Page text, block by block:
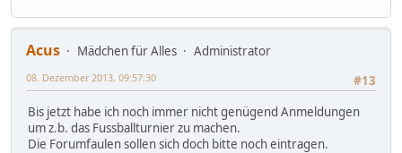
Acus Mädchen für Alles
Administrator
#13
08. Dezember 2013, 09:57:30
Bis jetzt habe ich noch immer nicht genügend Anmeldungen
um z.b. das Fussballturnier zu machen.
Die Forumfaulen sollen sich doch bitte noch eintragen.